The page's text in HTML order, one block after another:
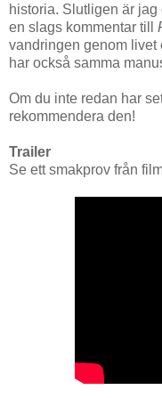
historia. Slutligen är
en slags kommentar till
vandringen genom livet
har också samma
Om du inte redan har
rekommendera den!
Trailer
Se ett smakprov från